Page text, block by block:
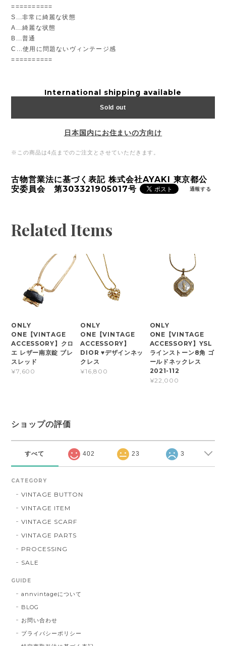
==========
S...非常に綺麗な状態
A...綺麗な状態
B...普通
C...使用に問題ないヴィンテージ感
==========
International shipping available
Sold out
日本国内にお住まいの方向け
※この商品は4点までのご注文とさせていただきます。
古物営業法に基づく表記 株式会社AYAKI 東京都公
安委員会 第303321905017号
通報する
Related Items
ONLY
ONE【VINTAGE
ACCESSORY】クロ
エ レザー南京錠 ブレ
スレッド
¥7,600
ONLY
ONE【VINTAGE
ACCESSORY】
DIOR ♥デザインネッ
クレス
¥16,800
ONLY
ONE【VINTAGE
ACCESSORY】YSL
ラインストーン8角 ゴ
ールドネックレス
2021-112
¥22,000
ショップの評価
すべて 402 23 3
CATEGORY
VINTAGE BUTTON
VINTAGE ITEM
VINTAGE SCARF
VINTAGE PARTS
PROCESSING
SALE
GUIDE
annvintageについて
BLOG
お問い合わせ
プライバシーポリシー